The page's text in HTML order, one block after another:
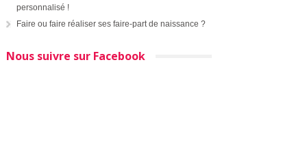
personnalisé !
Faire ou faire réaliser ses faire-part de naissance ?
Nous suivre sur Facebook